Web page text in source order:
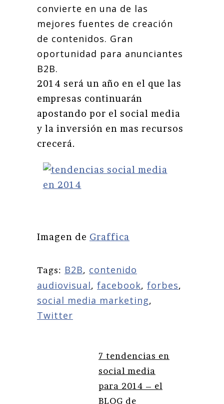
convierte en una de las
mejores fuentes de creación
de contenidos. Gran
oportunidad para anunciantes
B2B.
2014 será un año en el que las
empresas continuarán
apostando por el social media
y la inversión en mas recursos
crecerá.
Imagen de Graffica
Tags: B2B, contenido
audiovisual, facebook, forbes,
social media marketing,
Twitter
7 tendencias en
social media
para 2014 – el
BLOG de